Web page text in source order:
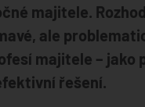
majitele.
ale
majitele – jako
řešení.